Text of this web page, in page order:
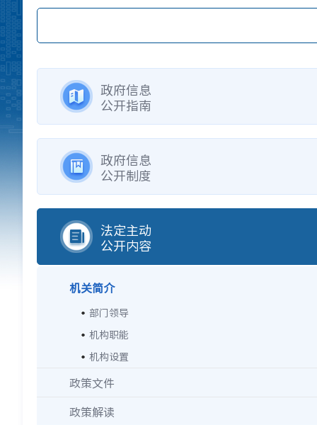
政府信息
公开指南
政府信息
公开制度
法定主动
公开内容
机关简介
部门领导
机构职能
机构设置
政策文件
政策解读